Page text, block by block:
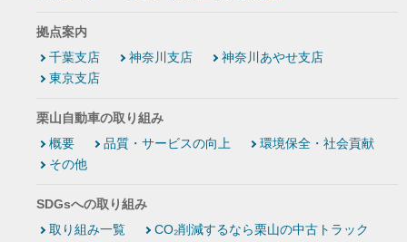
拠点案内
千葉支店
神奈川支店
神奈川あやせ支店
東京支店
栗山自動車の取り組み
概要
品質・サービスの向上
環境保全・社会貢献
その他
SDGsへの取り組み
取り組み一覧
CO₂削減するなら栗山の中古トラック